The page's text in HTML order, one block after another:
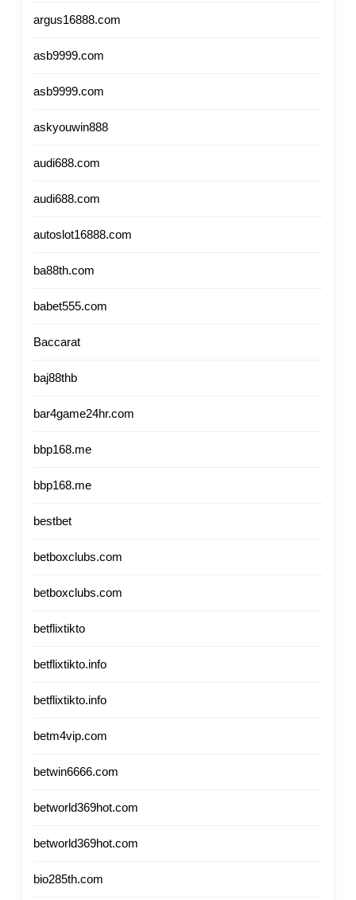
argus16888.com
asb9999.com
asb9999.com
askyouwin888
audi688.com
audi688.com
autoslot16888.com
ba88th.com
babet555.com
Baccarat
baj88thb
bar4game24hr.com
bbp168.me
bbp168.me
bestbet
betboxclubs.com
betboxclubs.com
betflixtikto
betflixtikto.info
betflixtikto.info
betm4vip.com
betwin6666.com
betworld369hot.com
betworld369hot.com
bio285th.com